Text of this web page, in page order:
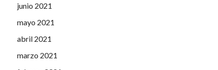
junio 2021
mayo 2021
abril 2021
marzo 2021